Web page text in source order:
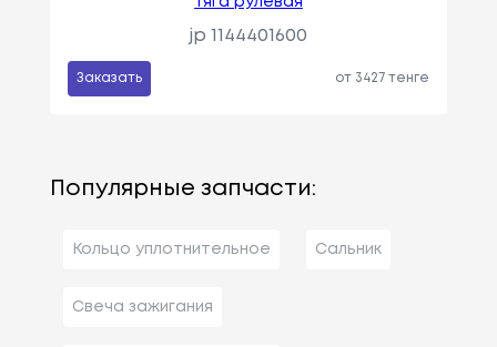
jp 1144401600
Заказать от 3427 тенге
Популярные запчасти:
Кольцо уплотнительное Сальник
Свеча зажигания